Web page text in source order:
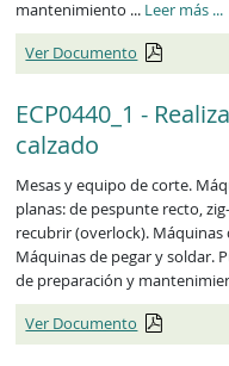
mantenimiento ... Leer más ...
Ver Documento
ECP0440_1 -
calzado
Mesas y equipo de corte.
planas: de pespunte recto,
recubrir (overlock).
Máquinas de pegar y soldar.
de preparación y
Ver Documento